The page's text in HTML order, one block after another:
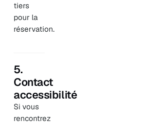
tiers
pour la
réservation.
5.
Contact
accessibilité
Si vous
rencontrez